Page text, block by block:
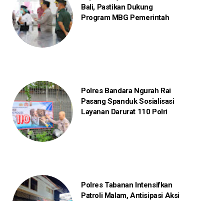
Bali, Pastikan Dukung
Program MBG Pemerintah
Polres Bandara Ngurah Rai
Pasang Spanduk Sosialisasi
Layanan Darurat 110 Polri
Polres Tabanan Intensifkan
Patroli Malam, Antisipasi Aksi